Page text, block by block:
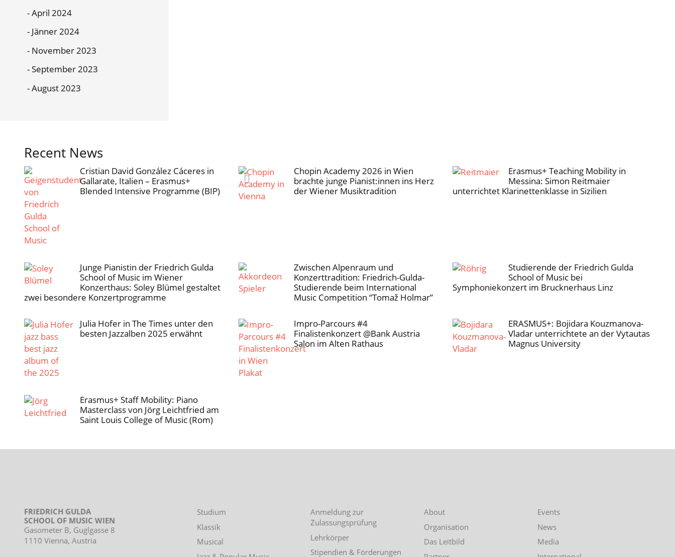
April 2024
Jänner 2024
November 2023
September 2023
August 2023
Recent News
Cristian David González Cáceres in
Gallarate, Italien – Erasmus+
Blended Intensive Programme (BIP)
Chopin Academy 2026 in Wien
brachte junge Pianist:innen ins Herz
der Wiener Musiktradition
Erasmus+ Teaching Mobility in
Messina: Simon Reitmaier
unterrichtet Klarinettenklasse in Sizilien
Junge Pianistin der Friedrich Gulda
School of Music im Wiener
Konzerthaus: Soley Blümel gestaltet
zwei besondere Konzertprogramme
Zwischen Alpenraum und
Konzerttradition: Friedrich-Gulda-
Studierende beim International
Music Competition “Tomaž Holmar”
Studierende der Friedrich Gulda
School of Music bei
Symphoniekonzert im Brucknerhaus Linz
Julia Hofer in The Times unter den
besten Jazzalben 2025 erwähnt
Impro-Parcours #4
Finalistenkonzert @Bank Austria
Salon im Alten Rathaus
ERASMUS+: Bojidara Kouzmanova-
Vladar unterrichtete an der Vytautas
Magnus University
Erasmus+ Staff Mobility: Piano
Masterclass von Jörg Leichtfried am
Saint Louis College of Music (Rom)
FRIEDRICH GULDA
SCHOOL OF MUSIC WIEN
Gasometer B, Guglgasse 8
1110 Vienna, Austria
Footer
Studium
Klassik
Musical
Anmeldung zur
Zulassungsprüfung
Lehrkörper
Stipendien & Förderungen
About
Organisation
Das Leitbild
Events
News
Media